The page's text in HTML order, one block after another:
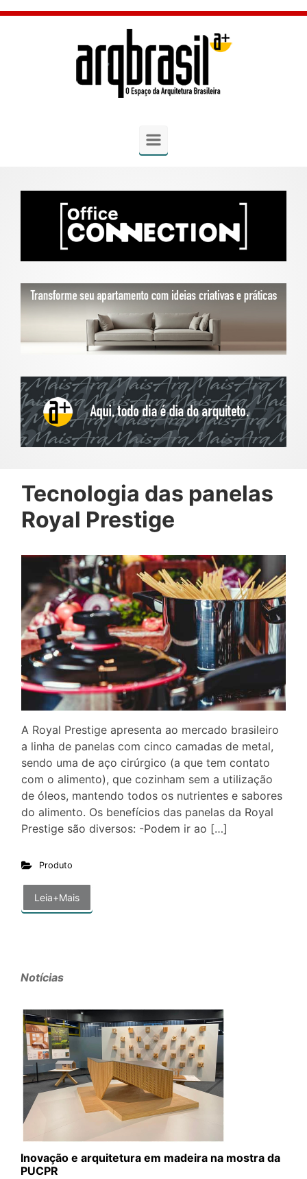
Skip to main content
Tecnologia das panelas
Royal Prestige
A Royal Prestige apresenta ao mercado brasileiro
a linha de panelas com cinco camadas de metal,
sendo uma de aço cirúrgico (a que tem contato
com o alimento), que cozinham sem a utilização
de óleos, mantendo todos os nutrientes e sabores
do alimento. Os benefícios das panelas da Royal
Prestige são diversos: -Podem ir ao […]
Produto
Leia+Mais
Notícias
Inovação e arquitetura em madeira na mostra da
PUCPR